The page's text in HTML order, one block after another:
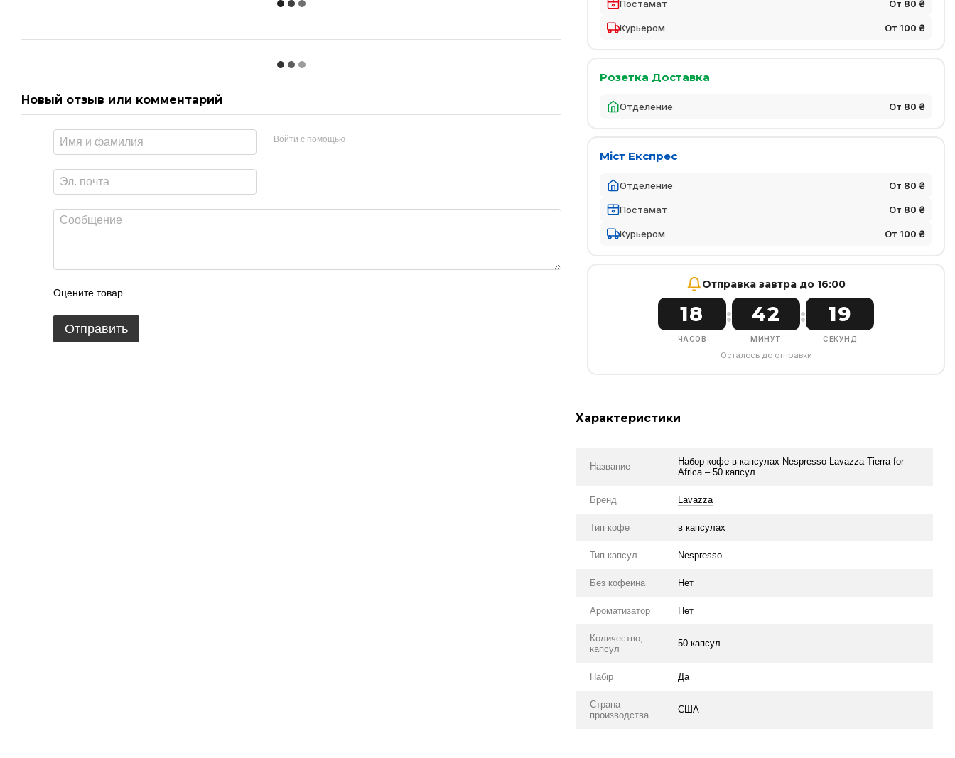
Новый отзыв или комментарий
Войти с помощью
Оцените товар
Отправить
Постамат От 80 ₴
Курьером От 100 ₴
Розетка Доставка
Отделение От 80 ₴
Міст Експрес
Отделение От 80 ₴
Постамат От 80 ₴
Курьером От 100 ₴
Отправка завтра до 16:00
18
ЧАСОВ
: 42
МИНУТ
: 18
СЕКУНД
Осталось до отправки
Характеристики
Название
Набор кофе в капсулах Nespresso Lavazza Tierra for
Africa – 50 капсул
Бренд Lavazza
Тип кофе в капсулах
Тип капсул Nespresso
Без кофеина Нет
Ароматизатор Нет
Количество,
капсул
50 капсул
Набір Да
Страна
производства
США